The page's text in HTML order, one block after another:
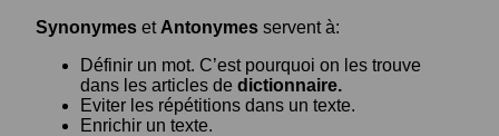
Synonymes et Antonymes servent à:
Définir un mot. C’est pourquoi on les trouve
dans les articles de dictionnaire.
Eviter les répétitions dans un texte.
Enrichir un texte.